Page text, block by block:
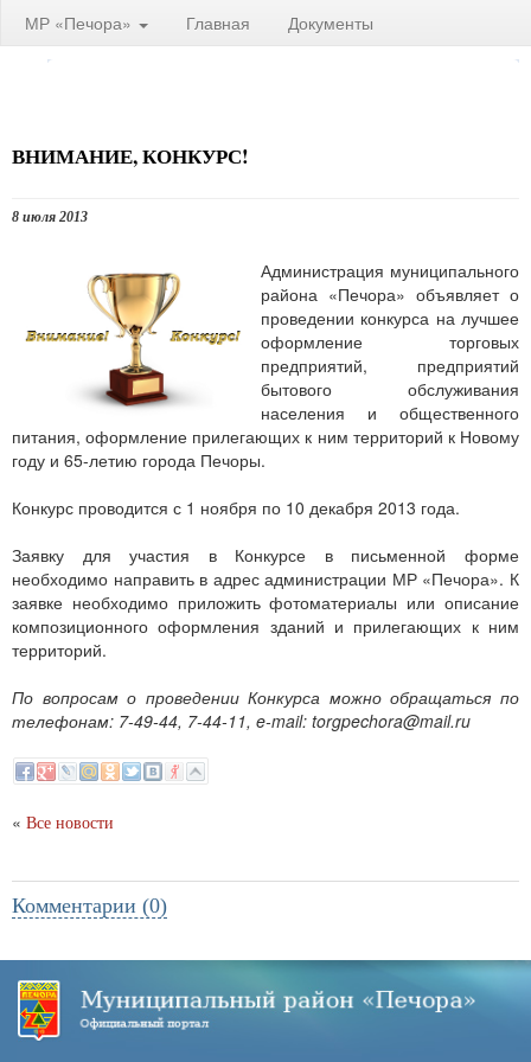
МР «Печора» Главная Документы
ВНИМАНИЕ, КОНКУРС!
8 июля 2013
Администрация муниципального
района «Печора» объявляет о
проведении конкурса на лучшее
оформление торговых
предприятий, предприятий
бытового обслуживания
населения и общественного
питания, оформление прилегающих к ним территорий к Новому
году и 65-летию города Печоры.
Конкурс проводится с 1 ноября по 10 декабря 2013 года.
Заявку для участия в Конкурсе в письменной форме
необходимо направить в адрес администрации МР «Печора». К
заявке необходимо приложить фотоматериалы или описание
композиционного оформления зданий и прилегающих к ним
территорий.
По вопросам о проведении Конкурса можно обращаться по
телефонам: 7-49-44, 7-44-11, e-mail: torgpechora@mail.ru
« Все новости
Комментарии (0)